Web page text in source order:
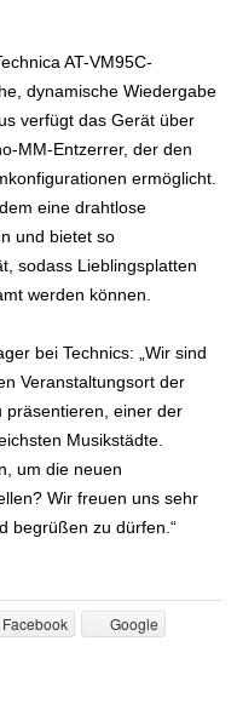
AT-VM95C-
dynamische Wiedergabe
verfügt das Gerät über
MM-Entzerrer, der den
ermöglicht.
eine drahtlose
und bietet so
sodass Lieblingsplatten
werden können.
bei Technics: „Wir sind
Veranstaltungsort der
präsentieren, einer der
Musikstädte.
um die neuen
Wir freuen uns sehr
begrüßen zu dürfen.“
Facebook
Google